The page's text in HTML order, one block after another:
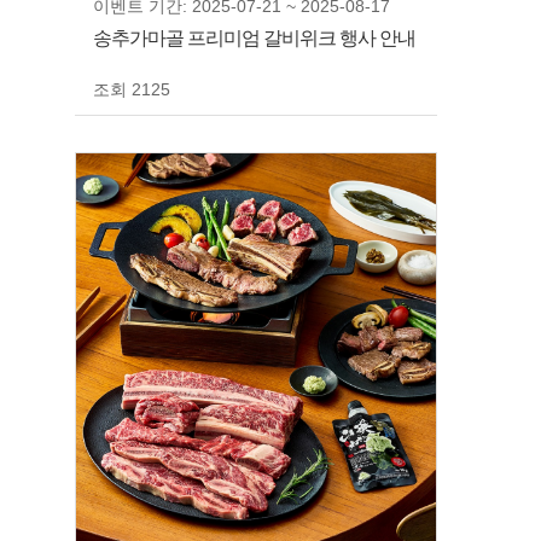
이벤트 기간: 2025-07-21 ~ 2025-08-17
송추가마골 프리미엄 갈비위크 행사 안내
조회 2125